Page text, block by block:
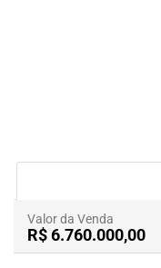
Valor da Venda
R$ 6.760.000,00